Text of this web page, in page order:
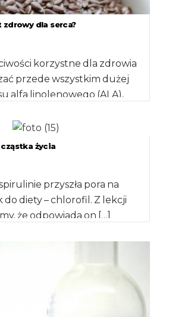
zdrowy dla serca?
korzystne dla zdrowia
przede wszystkim dużej
alfa linolenowego (ALA),
życia
przyszła pora na
diety – chlorofil. Z lekcji
że odpowiada on […]